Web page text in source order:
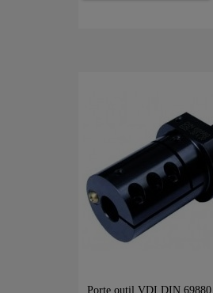
Porte outil VDI DIN 69880